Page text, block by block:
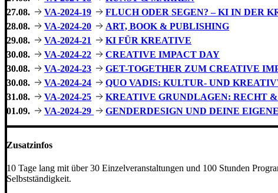
27.08.
VA-2024-19
FLUCH ODER SEGEN? – KI IN DER
28.08.
VA-2024-20
ART, BOOK & PUBLISHING
29.08.
VA-2024-21
KI FÜR KREATIVE
30.08.
VA-2024-22
CREATIVE IMPACT DAY
30.08.
VA-2024-23
GET-TOGETHER ZUM CREATIVE
30.08.
VA-2024-24
QUO VADIS: KULTUR- UND
31.08.
VA-2024-25
KREATIVE GRUNDLAGEN: RECHT
01.09.
VA-2024-29 GENDERDESIGN UND DEINE
Zusatzinfos
10 Tage lang mit über 30 Einzelveranstaltungen und 100 Stunden
Selbstständigkeit.